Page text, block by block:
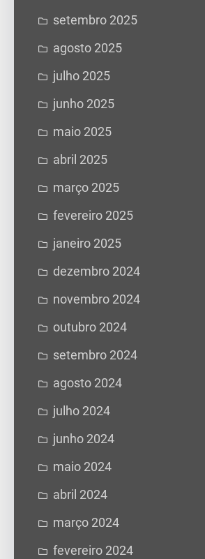
setembro 2025
agosto 2025
julho 2025
junho 2025
maio 2025
abril 2025
março 2025
fevereiro 2025
janeiro 2025
dezembro 2024
novembro 2024
outubro 2024
setembro 2024
agosto 2024
julho 2024
junho 2024
maio 2024
abril 2024
março 2024
fevereiro 2024